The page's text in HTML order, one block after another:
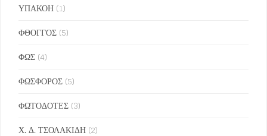
ΥΠΑΚΟΗ (1)
ΦΘΟΓΓΟΣ (5)
ΦΩΣ (4)
ΦΩΣΦΟΡΟΣ (5)
ΦΩΤΟΔΟΤΕΣ (3)
Χ. Δ. ΤΣΟΛΑΚΙΔΗ (2)